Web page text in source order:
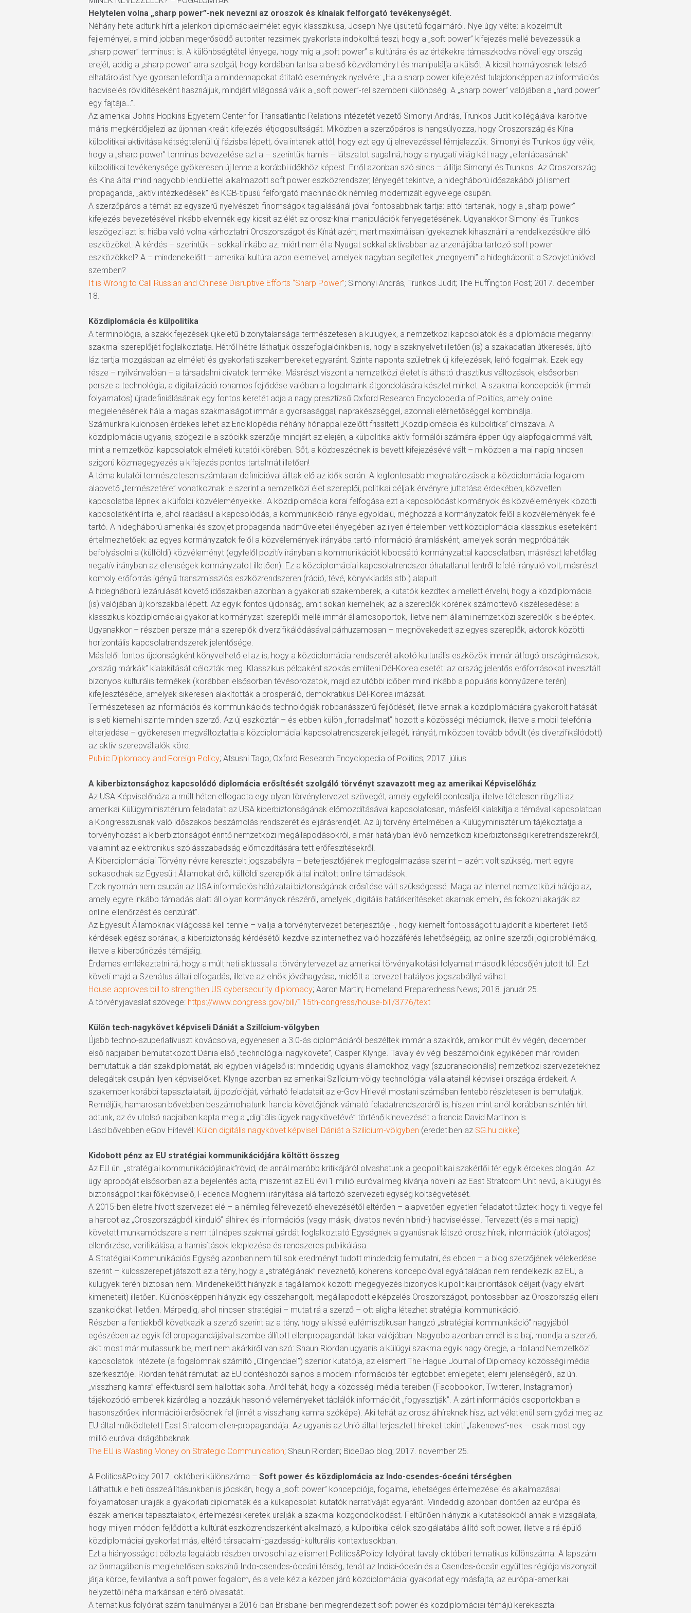
Hit enter to search or ESC to close
Helytelen volna „sharp power”-nek nevezni az oroszok és kínaiak felforgató tevékenységét.
Néhány hete adtunk hírt a jelenkori diplomáciaelmélet egyik klasszikusa, Joseph Nye újsütetű fogalmáról. Nye úgy vélte: a közelmúlt
fejleményei, a mind jobban megerősödő autoriter rezsimek gyakorlata indokolttá teszi, hogy a „soft power” kifejezés mellé bevezessük a
„sharp power” terminust is. A különbségtétel lényege, hogy míg a „soft power” a kultúrára és az értékekre támaszkodva növeli egy ország
erejét, addig a „sharp power” arra szolgál, hogy kordában tartsa a belső közvéleményt és manipulálja a külsőt. A kicsit homályosnak tetsző
elhatárolást Nye gyorsan lefordítja a mindennapokat átitató események nyelvére: „Ha a sharp power kifejezést tulajdonképpen az információs
hadviselés rövidítéseként használjuk, mindjárt világossá válik a „soft power”-rel szembeni különbség. A „sharp power” valójában a „hard power”
egy fajtája…”.
Az amerikai Johns Hopkins Egyetem Center for Transatlantic Relations intézetét vezető Simonyi András, Trunkos Judit kollégájával karöltve
máris megkérdőjelezi az újonnan kreált kifejezés létjogosultságát. Miközben a szerzőpáros is hangsúlyozza, hogy Oroszország és Kína
külpolitikai aktivitása kétségtelenül új fázisba lépett, óva intenek attól, hogy ezt egy új elnevezéssel fémjelezzük. Simonyi és Trunkos úgy vélik,
hogy a „sharp power” terminus bevezetése azt a – szerintük hamis – látszatot sugallná, hogy a nyugati világ két nagy „ellenlábasának”
külpolitikai tevékenysége gyökeresen új lenne a korábbi időkhöz képest. Erről azonban szó sincs – állítja Simonyi és Trunkos. Az Oroszország
és Kína által mind nagyobb lendülettel alkalmazott soft power eszközrendszer, lényegét tekintve, a hidegháború időszakából jól ismert
propaganda, „aktív intézkedések” és KGB-típusú felforgató machinációk némileg modernizált egyvelege csupán.
A szerzőpáros a témát az egyszerű nyelvészeti finomságok taglalásánál jóval fontosabbnak tartja: attól tartanak, hogy a „sharp power”
kifejezés bevezetésével inkább elvennék egy kicsit az élét az orosz-kínai manipulációk fenyegetésének. Ugyanakkor Simonyi és Trunkos
leszögezi azt is: hiába való volna kárhoztatni Oroszországot és Kínát azért, mert maximálisan igyekeznek kihasználni a rendelkezésükre álló
eszközöket. A kérdés – szerintük – sokkal inkább az: miért nem él a Nyugat sokkal aktívabban az arzenáljába tartozó soft power
eszközökkel? A – mindenekelőtt – amerikai kultúra azon elemeivel, amelyek nagyban segítettek „megnyerni” a hidegháborút a Szovjetúnióval
szemben?
It is Wrong to Call Russian and Chinese Disruptive Efforts “Sharp Power”; Simonyi András, Trunkos Judit; The Huffington Post; 2017. december
18.
Közdiplomácia és külpolitika
A terminológia, a szakkifejezések újkeletű bizonytalansága természetesen a külügyek, a nemzetközi kapcsolatok és a diplomácia megannyi
szakmai szereplőjét foglalkoztatja. Hétről hétre láthatjuk összefoglalóinkban is, hogy a szaknyelvet illetően (is) a szakadatlan útkeresés, újító
láz tartja mozgásban az elméleti és gyakorlati szakembereket egyaránt. Szinte naponta születnek új kifejezések, leíró fogalmak. Ezek egy
része – nyilvánvalóan – a társadalmi divatok terméke. Másrészt viszont a nemzetközi életet is átható drasztikus változások, elsősorban
persze a technológia, a digitalizáció rohamos fejlődése valóban a fogalmaink átgondolására késztet minket. A szakmai koncepciók (immár
folyamatos) újradefiniálásának egy fontos keretét adja a nagy presztízsű Oxford Research Encyclopedia of Politics, amely online
megjelenésének hála a magas szakmaiságot immár a gyorsasággal, naprakészséggel, azonnali elérhetőséggel kombinálja.
Számunkra különösen érdekes lehet az Enciklopédia néhány hónappal ezelőtt frissített „Közdiplomácia és külpolitika” címszava. A
közdiplomácia ugyanis, szögezi le a szócikk szerzője mindjárt az elején, a külpolitika aktív formálói számára éppen úgy alapfogalommá vált,
mint a nemzetközi kapcsolatok elméleti kutatói körében. Sőt, a közbeszédnek is bevett kifejezésévé vált – miközben a mai napig nincsen
szigorú közmegegyezés a kifejezés pontos tartalmát illetően!
A téma kutatói természetesen számtalan definícióval álltak elő az idők során. A legfontosabb meghatározások a közdiplomácia fogalom
alapvető „természetére” vonatkoznak: e szerint a nemzetközi élet szereplői, politikai céljaik érvényre juttatása érdekében, közvetlen
kapcsolatba lépnek a külföldi közvéleményekkel. A közdiplomácia korai felfogása ezt a kapcsolódást kormányok és közvélemények közötti
kapcsolatként írta le, ahol ráadásul a kapcsolódás, a kommunikáció iránya egyoldalú, méghozzá a kormányzatok felől a közvélemények felé
tartó. A hidegháború amerikai és szovjet propaganda hadműveletei lényegében az ilyen értelemben vett közdiplomácia klasszikus eseteiként
értelmezhetőek: az egyes kormányzatok felől a közvélemények irányába tartó információ áramlásként, amelyek során megpróbálták
befolyásolni a (külföldi) közvéleményt (egyfelől pozitív irányban a kommunikációt kibocsátó kormányzattal kapcsolatban, másrészt lehetőleg
negatív irányban az ellenségek kormányzatot illetően). Ez a közdiplomáciai kapcsolatrendszer óhatatlanul fentről lefelé irányuló volt, másrészt
komoly erőforrás igényű transzmissziós eszközrendszeren (rádió, tévé, könyvkiadás stb.) alapult.
A hidegháború lezárulását követő időszakban azonban a gyakorlati szakemberek, a kutatók kezdtek a mellett érvelni, hogy a közdiplomácia
(is) valójában új korszakba lépett. Az egyik fontos újdonság, amit sokan kiemelnek, az a szereplők körének számottevő kiszélesedése: a
klasszikus közdiplomáciai gyakorlat kormányzati szereplői mellé immár államcsoportok, illetve nem állami nemzetközi szereplők is beléptek.
Ugyanakkor – részben persze már a szereplők diverzifikálódásával párhuzamosan – megnövekedett az egyes szereplők, aktorok közötti
horizontális kapcsolatrendszerek jelentősége.
Másfelől fontos újdonságként könyvelhető el az is, hogy a közdiplomácia rendszerét alkotó kulturális eszközök immár átfogó országimázsok,
„ország márkák” kialakítását célozták meg. Klasszikus példaként szokás említeni Dél-Korea esetét: az ország jelentős erőforrásokat invesztált
bizonyos kulturális termékek (korábban elsősorban tévésorozatok, majd az utóbbi időben mind inkább a populáris könnyűzene terén)
kifejlesztésébe, amelyek sikeresen alakították a prosperáló, demokratikus Dél-Korea imázsát.
Természetesen az információs és kommunikációs technológiák robbanásszerű fejlődését, illetve annak a közdiplomáciára gyakorolt hatását
is sieti kiemelni szinte minden szerző. Az új eszköztár – és ebben külön „forradalmat” hozott a közösségi médiumok, illetve a mobil telefónia
elterjedése – gyökeresen megváltoztatta a közdiplomáciai kapcsolatrendszerek jellegét, irányát, miközben tovább bővült (és diverzifikálódott)
az aktív szerepvállalók köre.
Public Diplomacy and Foreign Policy; Atsushi Tago; Oxford Research Encyclopedia of Politics; 2017. július
A kiberbiztonsághoz kapcsolódó diplomácia erősítését szolgáló törvényt szavazott meg az amerikai Képviselőház
Az USA Képviselőháza a múlt héten elfogadta egy olyan törvénytervezet szövegét, amely egyfelől pontosítja, illetve tételesen rögzíti az
amerikai Külügyminisztérium feladatait az USA kiberbiztonságának előmozdításával kapcsolatosan, másfelől kialakítja a témával kapcsolatban
a Kongresszusnak való időszakos beszámolás rendszerét és eljárásrendjét. Az új törvény értelmében a Külügyminisztérium tájékoztatja a
törvényhozást a kiberbiztonságot érintő nemzetközi megállapodásokról, a már hatályban lévő nemzetközi kiberbiztonsági keretrendszerekről,
valamint az elektronikus szólásszabadság előmozdítására tett erőfeszítésekről.
A Kiberdiplomáciai Törvény névre keresztelt jogszabályra – beterjesztőjének megfogalmazása szerint – azért volt szükség, mert egyre
sokasodnak az Egyesült Államokat érő, külföldi szereplők által indított online támadások.
Ezek nyomán nem csupán az USA információs hálózatai biztonságának erősítése vált szükségessé. Maga az internet nemzetközi hálója az,
amely egyre inkább támadás alatt áll olyan kormányok részéről, amelyek „digitális határkerítéseket akarnak emelni, és fokozni akarják az
online ellenőrzést és cenzúrát”.
Az Egyesült Államoknak világossá kell tennie – vallja a törvénytervezet beterjesztője -, hogy kiemelt fontosságot tulajdonít a kiberteret illető
kérdések egész sorának, a kiberbiztonság kérdésétől kezdve az internethez való hozzáférés lehetőségéig, az online szerzői jogi problémákig,
illetve a kiberbűnözés témájáig.
Érdemes emlékeztetni rá, hogy a múlt heti aktussal a törvénytervezet az amerikai törvényalkotási folyamat második lépcsőjén jutott túl. Ezt
követi majd a Szenátus általi elfogadás, illetve az elnök jóváhagyása, mielőtt a tervezet hatályos jogszabállyá válhat.
House approves bill to strengthen US cybersecurity diplomacy; Aaron Martin; Homeland Preparedness News; 2018. január 25.
A törvényjavaslat szövege: https://www.congress.gov/bill/115th-congress/house-bill/3776/text
Külön tech-nagykövet képviseli Dániát a Szilícium-völgyben
Újabb techno-szuperlatívuszt kovácsolva, egyenesen a 3.0-ás diplomáciáról beszéltek immár a szakírók, amikor múlt év végén, december
első napjaiban bemutatkozott Dánia első „technológiai nagykövete”, Casper Klynge. Tavaly év végi beszámolóink egyikében már röviden
bemutattuk a dán szakdiplomatát, aki egyben világelső is: mindeddig ugyanis államokhoz, vagy (szupranacionális) nemzetközi szervezetekhez
delegáltak csupán ilyen képviselőket. Klynge azonban az amerikai Szilícium-völgy technológiai vállalatainál képviseli országa érdekeit. A
szakember korábbi tapasztalatait, új pozícióját, várható feladatait az e-Gov Hírlevél mostani számában fentebb részletesen is bemutatjuk.
Reméljük, hamarosan bővebben beszámolhatunk francia követőjének várható feladatrendszeréről is, hiszen mint arról korábban szintén hírt
adtunk, az év utolsó napjaiban kapta meg a „digitális ügyek nagykövetévé” történő kinevezését a francia David Martinon is.
Lásd bővebben eGov Hírlevél: Külön digitális nagykövet képviseli Dániát a Szilícium-völgyben (eredetiben az SG.hu cikke)
Kidobott pénz az EU stratégiai kommunikációjára költött összeg
Az EU ún. „stratégiai kommunikációjának”rövid, de annál maróbb kritikájáról olvashatunk a geopolitikai szakértői tér egyik érdekes blogján. Az
ügy apropóját elsősorban az a bejelentés adta, miszerint az EU évi 1 millió euróval meg kívánja növelni az East Stratcom Unit nevű, a külügyi és
biztonságpolitikai főképviselő, Federica Mogherini irányítása alá tartozó szervezeti egység költségvetését.
A 2015-ben életre hívott szervezet elé – a némileg félrevezető elnevezésétől eltérően – alapvetően egyetlen feladatot tűztek: hogy ti. vegye fel
a harcot az „Oroszországból kiinduló” álhírek és információs (vagy másik, divatos nevén hibrid-) hadviseléssel. Tervezett (és a mai napig)
követett munkamódszere a nem túl népes szakmai gárdát foglalkoztató Egységnek a gyanúsnak látszó orosz hírek, információk (utólagos)
ellenőrzése, verifikálása, a hamisítások leleplezése és rendszeres publikálása.
A Stratégiai Kommunikációs Egység azonban nem túl sok eredményt tudott mindeddig felmutatni, és ebben – a blog szerzőjének vélekedése
szerint – kulcsszerepet játszott az a tény, hogy a „stratégiának” nevezhető, koherens koncepcióval egyáltalában nem rendelkezik az EU, a
külügyek terén biztosan nem. Mindenekelőtt hiányzik a tagállamok közötti megegyezés bizonyos külpolitikai prioritások céljait (vagy elvárt
kimeneteit) illetően. Különösképpen hiányzik egy összehangolt, megállapodott elképzelés Oroszországot, pontosabban az Oroszország elleni
szankciókat illetően. Márpedig, ahol nincsen stratégiai – mutat rá a szerző – ott aligha létezhet stratégiai kommunikáció.
Részben a fentiekből következik a szerző szerint az a tény, hogy a kissé eufémisztikusan hangzó „stratégiai kommunikáció” nagyjából
egészében az egyik fél propagandájával szembe állított ellenpropagandát takar valójában. Nagyobb azonban ennél is a baj, mondja a szerző,
akit most már mutassunk be, mert nem akárkiről van szó: Shaun Riordan ugyanis a külügyi szakma egyik nagy öregje, a Holland Nemzetközi
kapcsolatok Intézete (a fogalomnak számító „Clingendael”) szenior kutatója, az elismert The Hague Journal of Diplomacy közösségi média
szerkesztője. Riordan tehát rámutat: az EU döntéshozói sajnos a modern információs tér legtöbbet emlegetet, elemi jelenségéről, az ún.
„visszhang kamra” effektusról sem hallottak soha. Arról tehát, hogy a közösségi média tereiben (Facobookon, Twitteren, Instagramon)
tájékozódó emberek kizárólag a hozzájuk hasonló véleményeket táplálók információit „fogyasztják”. A zárt információs csoportokban a
hasonszőrűek információi erősödnek fel (innét a visszhang kamra szóképe). Aki tehát az orosz álhíreknek hisz, azt véletlenül sem győzi meg az
EU által működtetett East Stratcom ellen-propagandája. Az ugyanis az Unió által terjesztett híreket tekinti „fakenews”-nek – csak most egy
millió euróval drágábbaknak.
The EU is Wasting Money on Strategic Communication; Shaun Riordan; BideDao blog; 2017. november 25.
A Politics&Policy 2017. októberi különszáma – Soft power és közdiplomácia az Indo-csendes-óceáni térségben
Láthattuk e heti összeállításunkban is jócskán, hogy a „soft power” koncepciója, fogalma, lehetséges értelmezései és alkalmazásai
folyamatosan uralják a gyakorlati diplomaták és a külkapcsolati kutatók narratíváját egyaránt. Mindeddig azonban döntően az európai és
észak-amerikai tapasztalatok, értelmezési keretek uralják a szakmai közgondolkodást. Feltűnően hiányzik a kutatásokból annak a vizsgálata,
hogy milyen módon fejlődött a kultúrát eszközrendszerként alkalmazó, a külpolitikai célok szolgálatába állító soft power, illetve a rá épülő
közdiplomáciai gyakorlat más, eltérő társadalmi-gazdasági-kulturális kontextusokban.
Ezt a hiányosságot célozta legalább részben orvosolni az elismert Politics&Policy folyóirat tavaly októberi tematikus különszáma. A lapszám
az önmagában is meglehetősen sokszínű Indo-csendes-óceáni térség, tehát az Indiai-óceán és a Csendes-óceán együttes régiója viszonyait
járja körbe, felvillantva a soft power fogalom, és a vele kéz a kézben járó közdiplomáciai gyakorlat egy másfajta, az európai-amerikai
helyzettől néha markánsan eltérő olvasatát.
A tematikus folyóirat szám tanulmányai a 2016-ban Brisbane-ben megrendezett soft power és közdiplomáciai témájú kerekasztal